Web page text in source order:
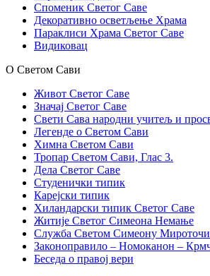
Споменик Светог Саве
Декоративно осветљење Храма
Параклиси Храма Светог Саве
Видиковац
О Светом Сави
Живот Светог Саве
Значај Светог Саве
Свети Сава народни учитељ и
Легенде о Светом Сави
Химна Светом Сави
Тропар Светом Сави, Глас 3.
Дела Светог Саве
Студенички типик
Карејски типик
Хиландарски типик Светог Саве
Житије Светог Симеона Немање
Служба Светом Симеону
Законоправило – Номоканон –
Беседа о правој вери